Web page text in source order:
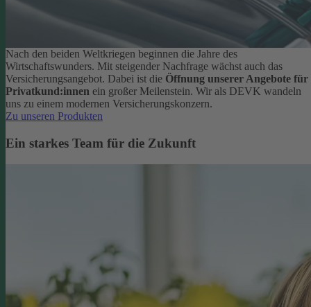
Nach den beiden Weltkriegen beginnen die Jahre des
Wirtschaftswunders. Mit steigender Nachfrage wächst auch das
Versicherungsangebot. Dabei ist die Öffnung unserer Angebote für
Privatkund:innen ein großer Meilenstein. Wir als DEVK wandeln
uns zu einem modernen Versicherungskonzern.
Zu unseren Produkten
Ein starkes Team für die Zukunft